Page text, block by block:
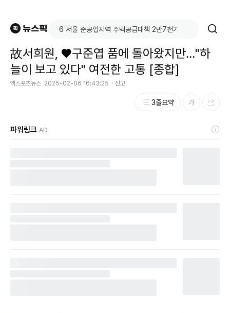
故서희원, ♥구준엽 품에 돌아왔지만…"하
늘이 보고 있다" 여전한 고통 [종합]
엑스포츠뉴스 2025-02-06 16:43:25 신고
3줄요약
파워링크 AD